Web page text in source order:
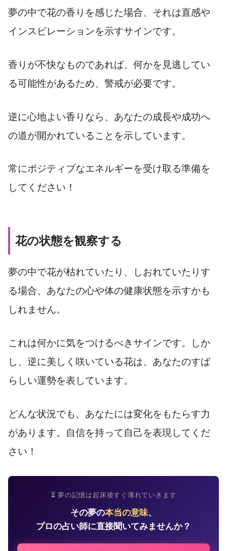
夢の中で花の香りを感じた場合、それは直感や
インスピレーションを示すサインです。
香りが不快なものであれば、何かを見逃してい
る可能性があるため、警戒が必要です。
逆に心地よい香りなら、あなたの成長や成功へ
の道が開かれていることを示しています。
常にポジティブなエネルギーを受け取る準備を
してください！
花の状態を観察する
夢の中で花が枯れていたり、しおれていたりす
る場合、あなたの心や体の健康状態を示すかも
しれません。
これは何かに気をつけるべきサインです。しか
し、逆に美しく咲いている花は、あなたのすば
らしい運勢を表しています。
どんな状況でも、あなたには変化をもたらす力
があります。自信を持って自己を表現してくだ
さい！
⏳ 夢の記憶は起床後すぐ薄れていきます
その夢の本当の意味、
プロの占い師に直接聞いてみませんか？